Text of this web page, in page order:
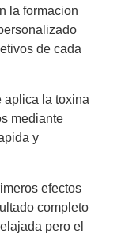
la formacion
de cada
aplica la toxina
mediante
y
efectos
completo
pero el